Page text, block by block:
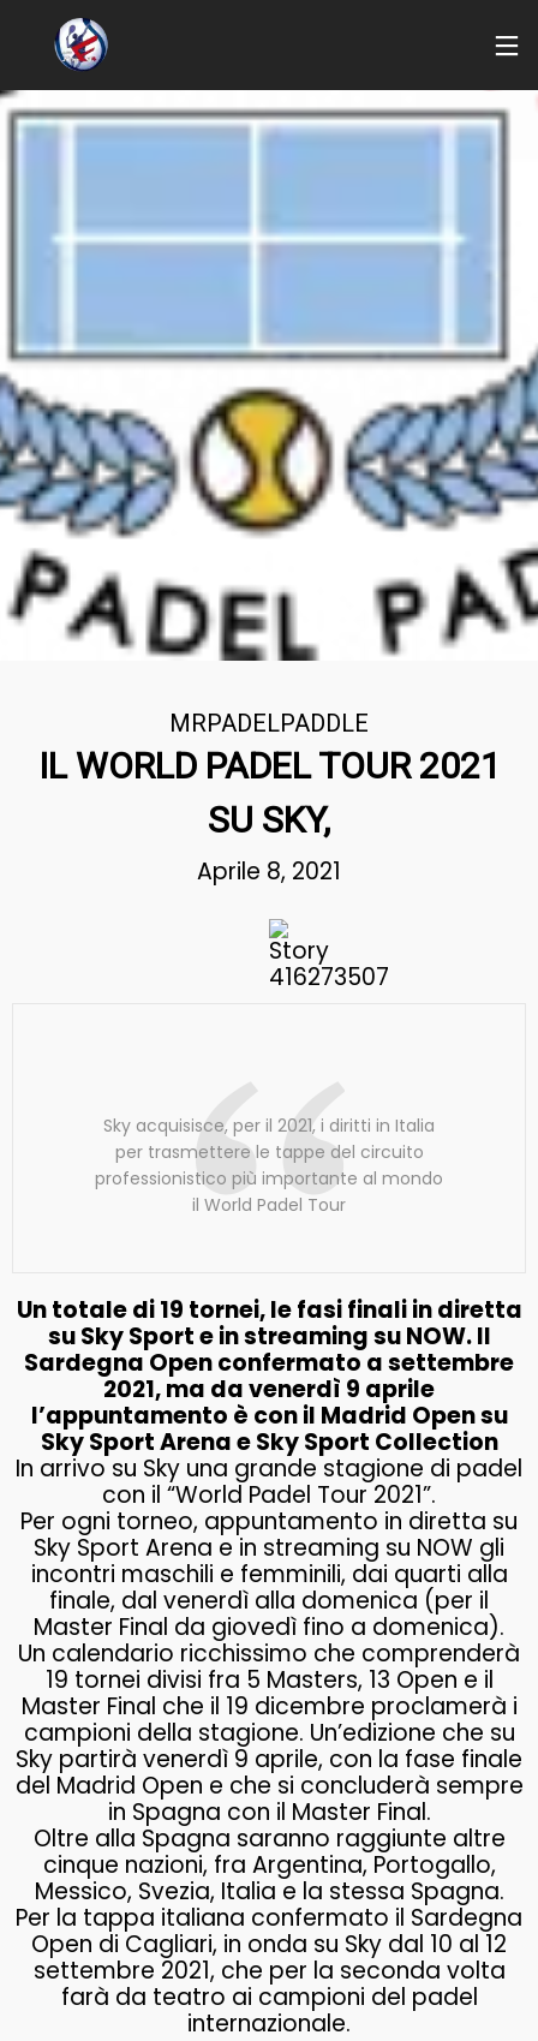
MRPADELPADDLE
IL WORLD PADEL TOUR 2021
SU SKY,
Aprile 8, 2021
Sky acquisisce, per il 2021, i diritti in Italia
per trasmettere le tappe del circuito
professionistico più importante al mondo
il World Padel Tour
Un totale di 19 tornei, le fasi finali in diretta
su Sky Sport e in streaming su NOW. Il
Sardegna Open confermato a settembre
2021, ma da venerdì 9 aprile
l’appuntamento è con il Madrid Open su
Sky Sport Arena e Sky Sport Collection
In arrivo su Sky una grande stagione di padel
con il “World Padel Tour 2021”.
Per ogni torneo, appuntamento in diretta su
Sky Sport Arena e in streaming su NOW gli
incontri maschili e femminili, dai quarti alla
finale, dal venerdì alla domenica (per il
Master Final da giovedì fino a domenica).
Un calendario ricchissimo che comprenderà
19 tornei divisi fra 5 Masters, 13 Open e il
Master Final che il 19 dicembre proclamerà i
campioni della stagione. Un’edizione che su
Sky partirà venerdì 9 aprile, con la fase finale
del Madrid Open e che si concluderà sempre
in Spagna con il Master Final.
Oltre alla Spagna saranno raggiunte altre
cinque nazioni, fra Argentina, Portogallo,
Messico, Svezia, Italia e la stessa Spagna.
Per la tappa italiana confermato il Sardegna
Open di Cagliari, in onda su Sky dal 10 al 12
settembre 2021, che per la seconda volta
farà da teatro ai campioni del padel
internazionale.